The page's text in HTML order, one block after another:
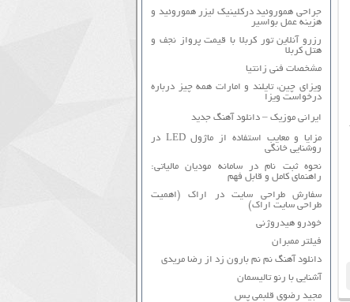
جراحی هموروئید درکلینیک لیزر هموروئید و
هزینه عمل بواسیر
رزرو آنلاین تور کربلا با قیمت پرواز نجف و
هتل کربلا
مشخصات فنی زانتیا
ویزای چین، تایلند و امارات همه چیز درباره
درخواست ویزا
ایرانی موزیک – دانلود آهنگ جدید
مزایا و معایب استفاده از ماژول LED در
روشنایی خانگی
نحوه ثبت نام در سامانه مودیان مالیاتی:
راهنمای کامل و قابل فهم
سفارش طراحی سایت در اراک (اهمیت
طراحی سایت اراک)
خودرو هیدروژنی
فیلتر ممبران
دانلود آهنگ نم نم بارون زد از رضا مریدی
آشنایی با رنو تالیسمان
مجید رضوی قلبمی پس